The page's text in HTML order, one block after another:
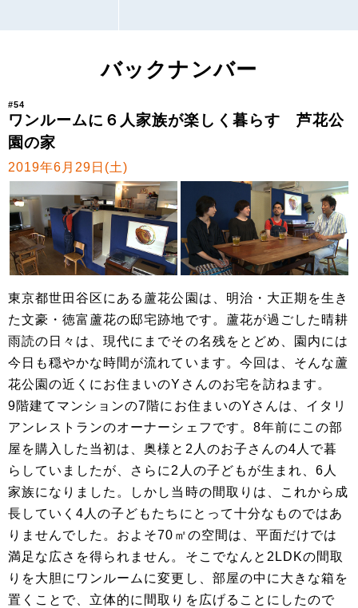
バックナンバー
#54
ワンルームに６人家族が楽しく暮らす 芦花公
園の家
2019年6月29日(土)
東京都世田谷区にある蘆花公園は、明治・大正期を生き
た文豪・徳富蘆花の邸宅跡地です。蘆花が過ごした晴耕
雨読の日々は、現代にまでその名残をとどめ、園内には
今日も穏やかな時間が流れています。今回は、そんな蘆
花公園の近くにお住まいのYさんのお宅を訪ねます。
9階建てマンションの7階にお住まいのYさんは、イタリ
アンレストランのオーナーシェフです。8年前にこの部
屋を購入した当初は、奥様と2人のお子さんの4人で暮
らしていましたが、さらに2人の子どもが生まれ、6人
家族になりました。しかし当時の間取りは、これから成
長していく4人の子どもたちにとって十分なものではあ
りませんでした。およそ70㎡の空間は、平面だけでは
満足な広さを得られません。そこでなんと2LDKの間取
りを大胆にワンルームに変更し、部屋の中に大きな箱を
置くことで、立体的に間取りを広げることにしたので